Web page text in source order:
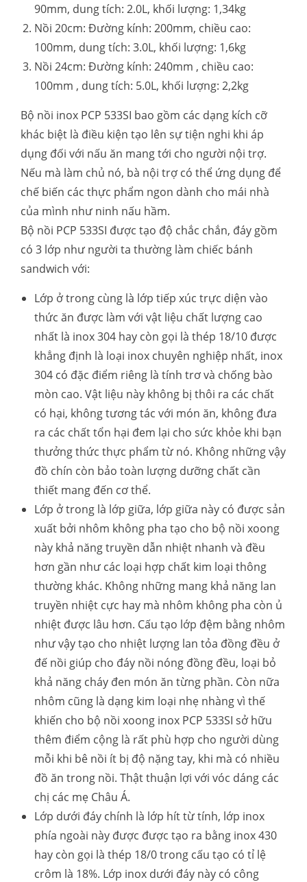
90mm, dung tích: 2.0L, khối lượng: 1,34kg
Nồi 20cm: Đường kính: 200mm, chiều cao:
100mm, dung tích: 3.0L, khối lượng: 1,6kg
Nồi 24cm: Đường kính: 240mm , chiều cao:
100mm , dung tích: 5.0L, khối lượng: 2,2kg
Bộ nồi inox PCP 533SI bao gồm các dạng kích cỡ
khác biệt là điều kiện tạo lên sự tiện nghi khi áp
dụng đối với nấu ăn mang tới cho người nội trợ.
Nếu mà làm chủ nó, bà nội trợ có thể ứng dụng để
chế biến các thực phẩm ngon dành cho mái nhà
của mình như ninh nấu hầm.
Bộ nồi PCP 533SI được tạo độ chắc chắn, đáy gồm
có 3 lớp như người ta thường làm chiếc bánh
sandwich với:
Lớp ở trong cùng là lớp tiếp xúc trực diện vào
thức ăn được làm với vật liệu chất lượng cao
nhất là inox 304 hay còn gọi là thép 18/10 được
khẳng định là loại inox chuyên nghiệp nhất, inox
304 có đặc điểm riêng là tính trơ và chống bào
mòn cao. Vật liệu này không bị thôi ra các chất
có hại, không tương tác với món ăn, không đưa
ra các chất tổn hại đem lại cho sức khỏe khi bạn
thưởng thức thực phẩm từ nó. Không những vậy
đồ chín còn bảo toàn lượng dưỡng chất cần
thiết mang đến cơ thể.
Lớp ở trong là lớp giữa, lớp giữa này có được sản
xuất bởi nhôm không pha tạo cho bộ nồi xoong
này khả năng truyền dẫn nhiệt nhanh và đều
hơn gần như các loại hợp chất kim loại thông
thường khác. Không những mang khả năng lan
truyền nhiệt cực hay mà nhôm không pha còn ủ
nhiệt được lâu hơn. Cấu tạo lớp đệm bằng nhôm
như vậy tạo cho nhiệt lượng lan tỏa đồng đều ở
đế nồi giúp cho đáy nồi nóng đồng đều, loại bỏ
khả năng cháy đen món ăn từng phần. Còn nữa
nhôm cũng là dạng kim loại nhẹ nhàng vì thế
khiến cho bộ nồi xoong inox PCP 533SI sở hữu
thêm điểm cộng là rất phù hợp cho người dùng
mỗi khi bê nồi ít bị độ nặng tay, khi mà có nhiều
đồ ăn trong nồi. Thật thuận lợi với vóc dáng các
chị các mẹ Châu Á.
Lớp dưới đáy chính là lớp hít từ tính, lớp inox
phía ngoài này được được tạo ra bằng inox 430
hay còn gọi là thép 18/0 trong cấu tạo có tỉ lệ
crôm là 18%. Lớp inox dưới đáy này có công